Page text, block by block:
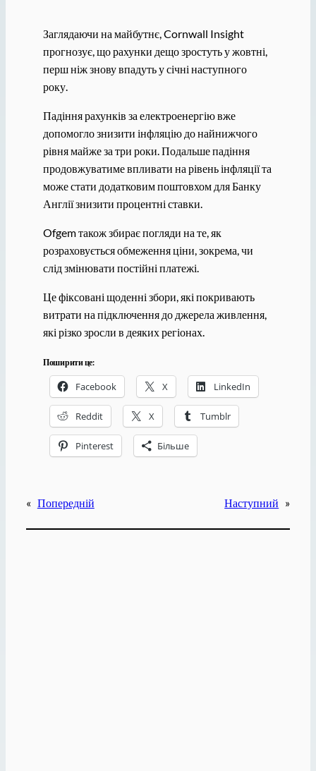
Заглядаючи на майбутнє, Cornwall Insight
прогнозує, що рахунки дещо зростуть у жовтні,
перш ніж знову впадуть у січні наступного
року.
Падіння рахунків за електроенергію вже
допомогло знизити інфляцію до найнижчого
рівня майже за три роки. Подальше падіння
продовжуватиме впливати на рівень інфляції та
може стати додатковим поштовхом для Банку
Англії знизити процентні ставки.
Ofgem також збирає погляди на те, як
розраховується обмеження ціни, зокрема, чи
слід змінювати постійні платежі.
Це фіксовані щоденні збори, які покривають
витрати на підключення до джерела живлення,
які різко зросли в деяких регіонах.
Поширити це:
Facebook X LinkedIn
Reddit X Tumblr
Pinterest Більше
« Попередній Наступний »